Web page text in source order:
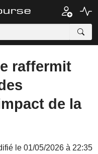
raffermit
de la
le 01/05/2026 à 22:35